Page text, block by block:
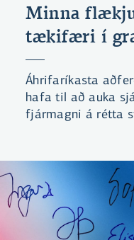
Minna
tækifæri í
Áhrifaríkasta
hafa til að auka
fjármagni á rétta